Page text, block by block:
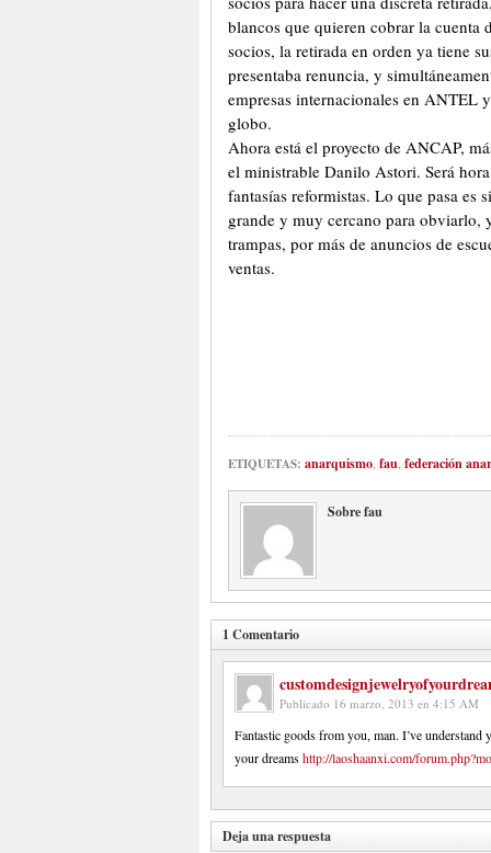
blancos que quieren cobrar la cuenta
socios, la retirada en orden ya tiene
presentaba renuncia, y
empresas internacionales en ANTEL
globo.
Ahora está el proyecto de ANCAP,
el ministrable Danilo Astori. Será
fantasías reformistas. Lo que pasa es
grande y muy cercano para obviarlo,
trampas, por más de anuncios de
ventas.
ETIQUETAS: anarquismo fau federación
Sobre fau
1 Comentario
Publicado 16 marzo, 2013 en 4:15 AM
Fantastic goods from you, man. I’ve
your dreamshttp://laoshaanxi.com/
Deja una respuesta